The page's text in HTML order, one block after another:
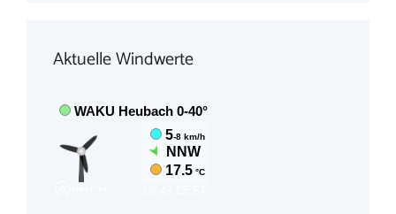
Aktuelle Windwerte